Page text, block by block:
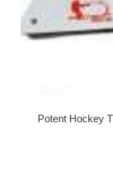
Potent Hockey